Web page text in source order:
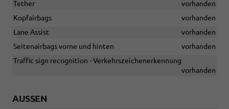
Tether
vorhanden
Kopfairbags
vorhanden
Lane Assist
vorhanden
Seitenairbags vorne und hinten
vorhanden
Traffic sign recognition - Verkehrszeichenerkennung
vorhanden
AUSSEN